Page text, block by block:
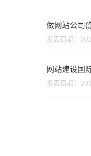
做网站公司(
发表日期：
网站建设国
发表日期：